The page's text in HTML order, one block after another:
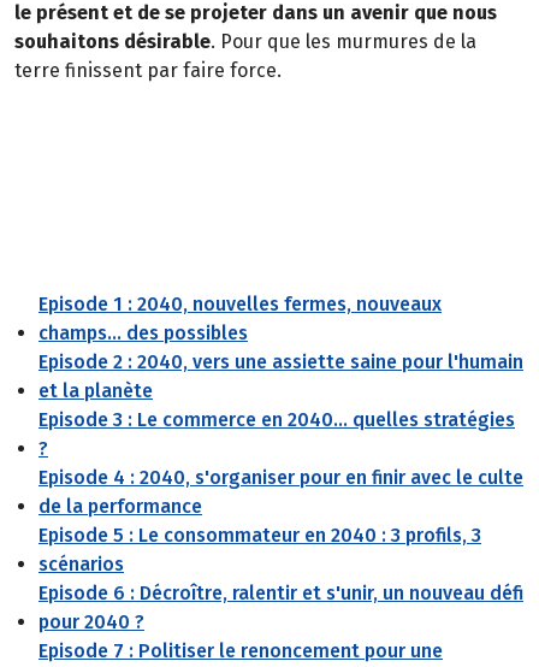
le présent et de se projeter dans un avenir que nous
souhaitons désirable. Pour que les murmures de la
terre finissent par faire force.
Episode 1 : 2040, nouvelles fermes, nouveaux
champs... des possibles
Episode 2 : 2040, vers une assiette saine pour l'humain
et la planète
Episode 3 : Le commerce en 2040... quelles stratégies
?
Episode 4 : 2040, s'organiser pour en finir avec le culte
de la performance
Episode 5 : Le consommateur en 2040 : 3 profils, 3
scénarios
Episode 6 : Décroître, ralentir et s'unir, un nouveau défi
pour 2040 ?
Episode 7 : Politiser le renoncement pour une